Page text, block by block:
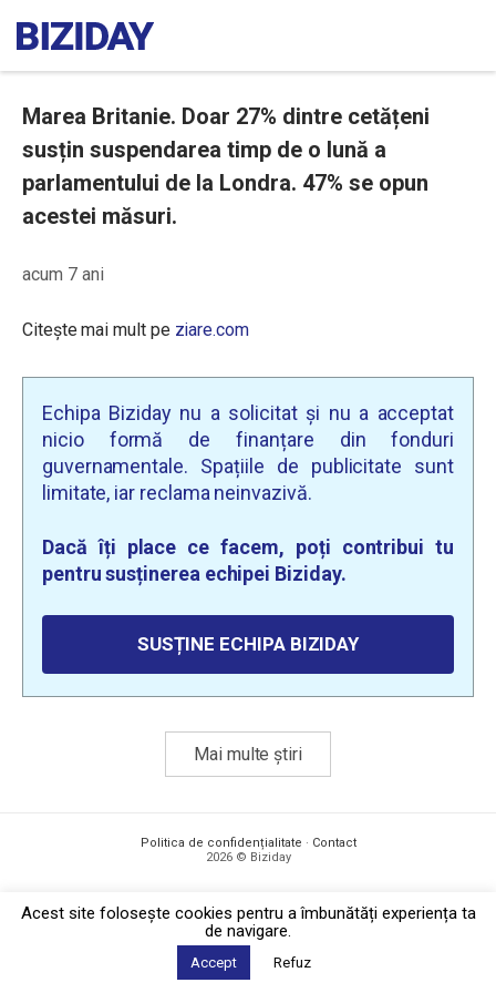
Marea Britanie. Doar 27% dintre cetățeni
susțin suspendarea timp de o lună a
parlamentului de la Londra. 47% se opun
acestei măsuri.
acum 7 ani
Citește mai mult pe ziare.com
Echipa Biziday nu a solicitat și nu a acceptat
nicio formă de finanțare din fonduri
guvernamentale. Spațiile de publicitate sunt
limitate, iar reclama neinvazivă.
Dacă îți place ce facem, poți contribui tu
pentru susținerea echipei Biziday.
SUSȚINE ECHIPA BIZIDAY
Mai multe știri
Politica de confidențialitate · Contact
2026 © Biziday
Acest site foloseşte cookies pentru a îmbunătăți experiența ta
de navigare.
Accept Refuz